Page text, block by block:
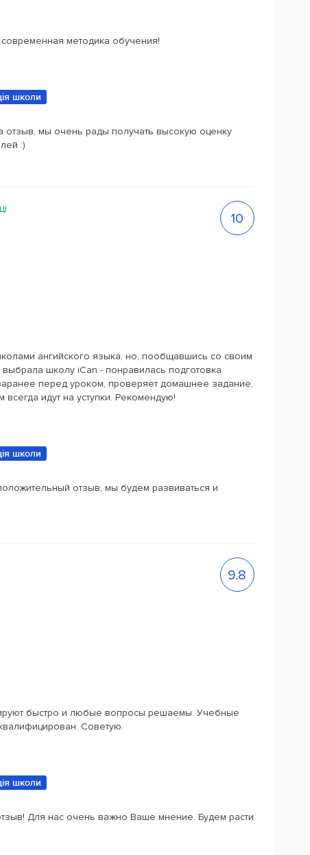
методика обучения!
школи
мы очень рады получать высокую оценку
:)
10
ангийского языка, но, пообщавшись со своим
школу iCan - понравилась подготовка
перед уроком, проверяет домашнее задание,
идут на уступки. Рекомендую!
школи
отзыв, мы будем развиваться и
9.8
быстро и любые вопросы решаемы. Учебные
Советую.
школи
Для нас очень важно Ваше мнение. Будем расти